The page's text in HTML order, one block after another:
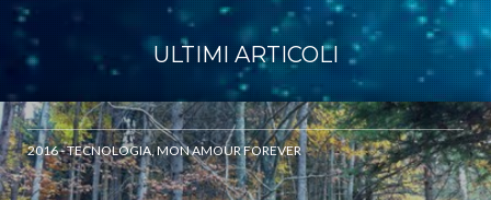
ULTIMI ARTICOLI
2016 - TECNOLOGIA, MON AMOUR FOREVER